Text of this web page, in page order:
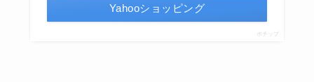
Yahooショッピング
ポチップ